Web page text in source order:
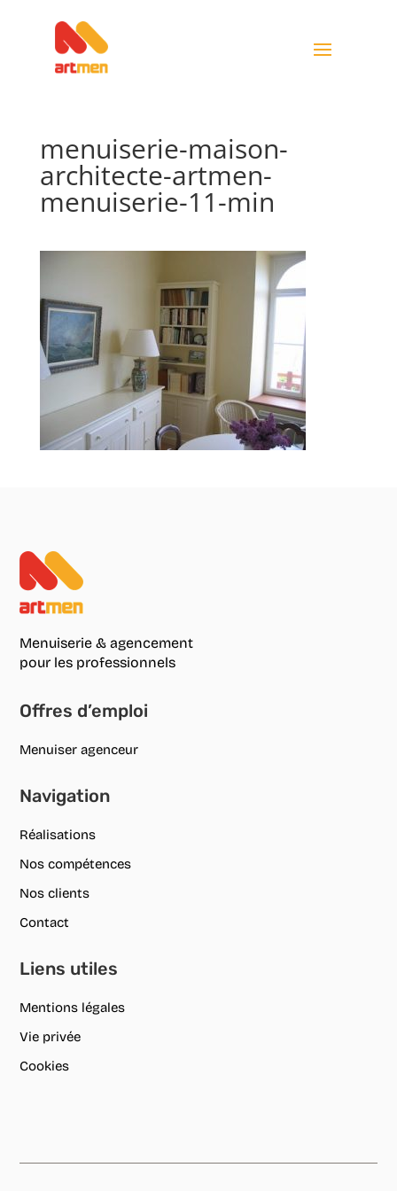
menuiserie-maison-
architecte-artmen-
menuiserie-11-min
Menuiserie & agencement
pour les professionnels
Offres d’emploi
Menuiser agenceur
Navigation
Réalisations
Nos compétences
Nos clients
Contact
Liens utiles
Mentions légales
Vie privée
Cookies